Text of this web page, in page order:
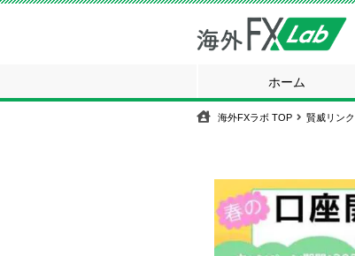
ホーム
海外FXラボ TOP 賢威リン